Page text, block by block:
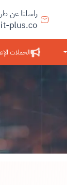
راسلنا عن
plus.co
الحملات